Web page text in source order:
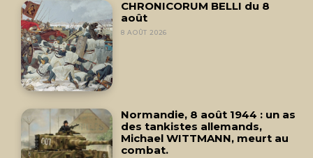
CHRONICORUM BELLI du 8
août
8 AOÛT 2026
Normandie, 8 août 1944 : un as
des tankistes allemands,
Michael WITTMANN, meurt au
combat.